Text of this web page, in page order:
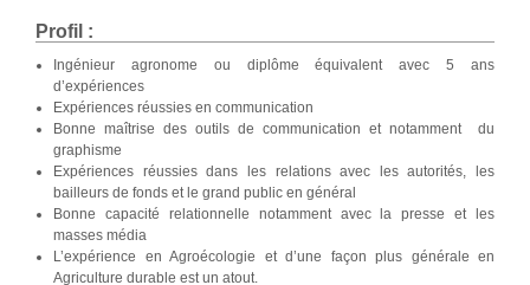
Profil :
Ingénieur agronome ou diplôme équivalent avec 5 ans
d’expériences
Expériences réussies en communication
Bonne maîtrise des outils de communication et notamment du
graphisme
Expériences réussies dans les relations avec les autorités, les
bailleurs de fonds et le grand public en général
Bonne capacité relationnelle notamment avec la presse et les
masses média
L’expérience en Agroécologie et d’une façon plus générale en
Agriculture durable est un atout.